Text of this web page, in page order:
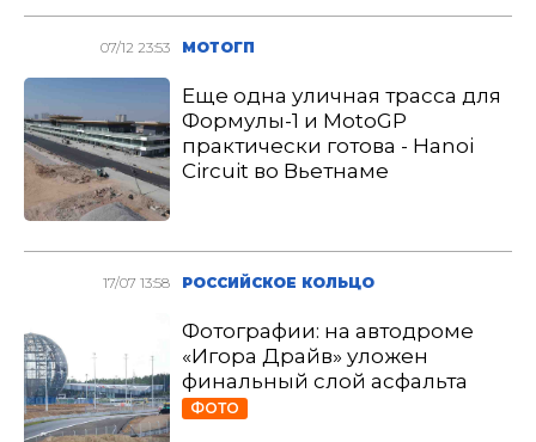
07/12 23:53 МОТОГП
Еще одна уличная трасса для
Формулы-1 и MotoGP
практически готова - Hanoi
Circuit во Вьетнаме
17/07 13:58 РОССИЙСКОЕ КОЛЬЦО
Фотографии: на автодроме
«Игора Драйв» уложен
финальный слой асфальта
ФОТО